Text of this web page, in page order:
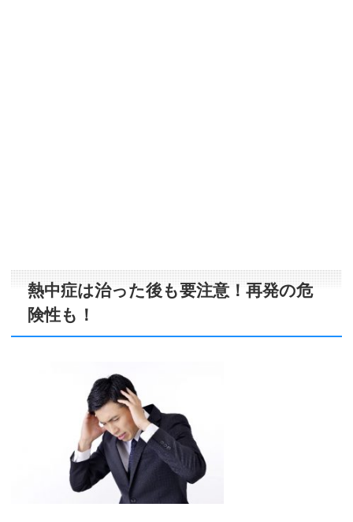
熱中症は治った後も要注意！再発の危
険性も！